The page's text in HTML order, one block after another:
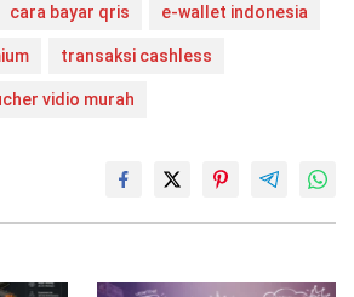
cara bayar qris e-wallet indonesia
transaksi cashless
vidio murah